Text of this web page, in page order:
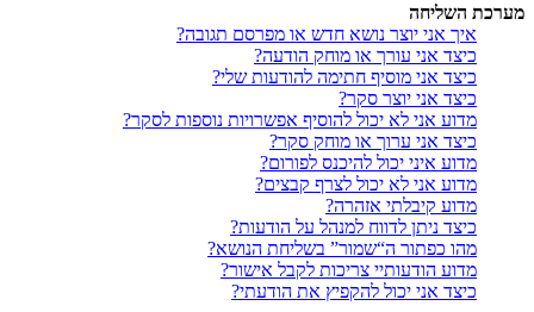
מערכת השליחה
איך אני יוצר נושא חדש או מפרסם תגובה?
כיצד אני עורך או מוחק הודעה?
כיצד אני מוסיף חתימה להודעות שלי?
כיצד אני יוצר סקר?
מדוע אני לא יכול להוסיף אפשרויות נוספות לסקר?
כיצד אני ערוך או מוחק סקר?
מדוע איני יכול להיכנס לפורום?
מדוע אני לא יכול לצרף קבצים?
מדוע קיבלתי אזהרה?
כיצד ניתן לדווח למנהל על הודעות?
מהו כפתור ה“שמור” בשליחת הנושא?
מדוע הודעותיי צריכות לקבל אישור?
כיצד אני יכול להקפיץ את הודעתי?